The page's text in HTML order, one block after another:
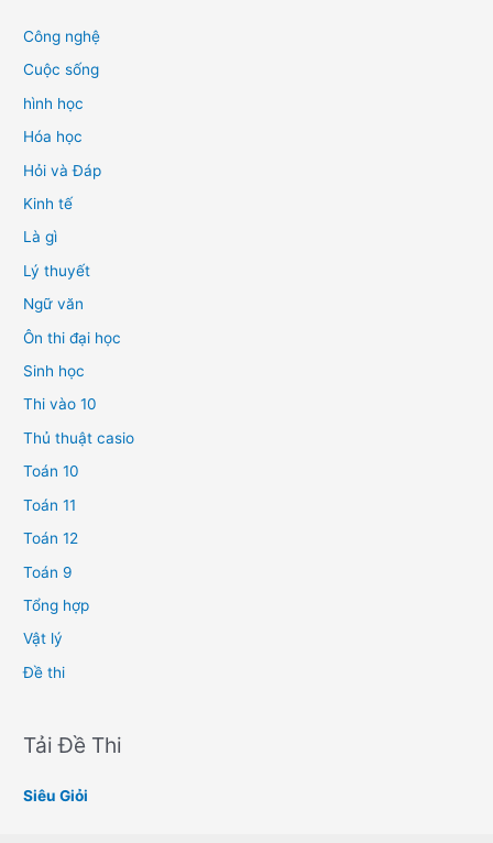
Công nghệ
Cuộc sống
hình học
Hóa học
Hỏi và Đáp
Kinh tế
Là gì
Lý thuyết
Ngữ văn
Ôn thi đại học
Sinh học
Thi vào 10
Thủ thuật casio
Toán 10
Toán 11
Toán 12
Toán 9
Tổng hợp
Vật lý
Đề thi
Tải Đề Thi
Siêu Giỏi